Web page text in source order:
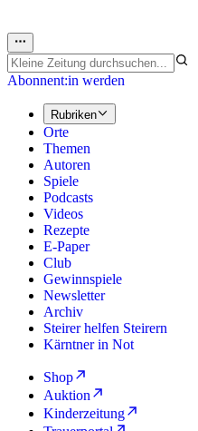
Abonnent:in werden
Rubriken
Orte
Themen
Autoren
Spiele
Podcasts
Videos
Rezepte
E-Paper
Club
Gewinnspiele
Newsletter
Archiv
Steirer helfen Steirern
Kärntner in Not
Shop
Auktion
Kinderzeitung